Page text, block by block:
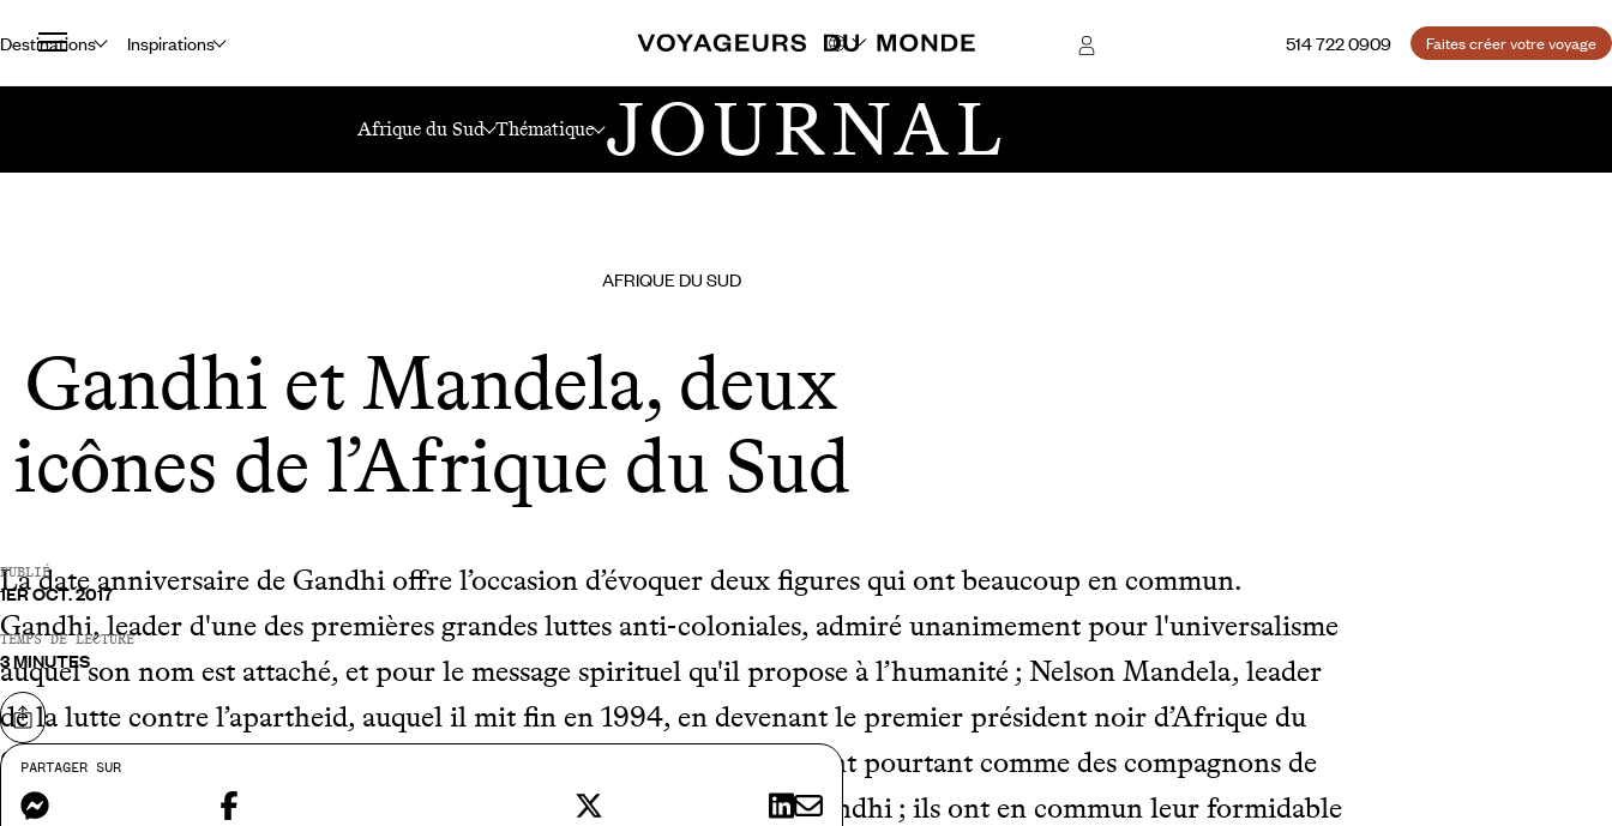
Destinations Inspirations 514 722 0909 Faites créer votre voyage
Afrique du Sud Thématique JOURNAL
AFRIQUE DU SUD
Gandhi et Mandela, deux
icônes de l’Afrique du Sud
PUBLIÉ
1ER OCT. 2017
TEMPS DE LECTURE
3 MINUTES
Partager sur
PARTAGER SUR
Messenger X LinkedIn
E-mail
La date anniversaire de Gandhi offre l’occasion d’évoquer deux figures qui ont beaucoup en commun.
Gandhi, leader d'une des premières grandes luttes anti-coloniales, admiré unanimement pour l'universalisme
auquel son nom est attaché, et pour le message spirituel qu'il propose à l’humanité ; Nelson Mandela, leader
de la lutte contre l’apartheid, auquel il mit fin en 1994, en devenant le premier président noir d’Afrique du
Sud. Les deux grands hommes ne se sont jamais rencontrés, mais sont pourtant comme des compagnons de
lutte – Mandela a puisé dans la parole, l’éthique et le parcours de Gandhi ; ils ont en commun leur formidable